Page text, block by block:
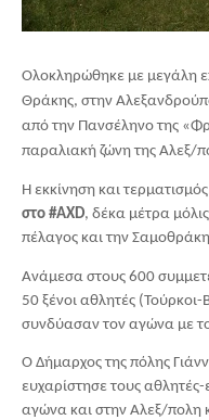
Ολοκληρώθηκε με μεγάλη
Θράκης, στην
από την Πανσέληνο της
παραλιακή ζώνη της Αλεξ/
στο #AXD, δέκα μέτρα
πέλαγος και την
Ανάμεσα στους 600
50 ξένοι αθλητές
συνδύασαν τον αγώνα με
Ο Δήμαρχος της πόλης
ευχαρίστησε τους
αγώνα και στην Αλεξ/πολη